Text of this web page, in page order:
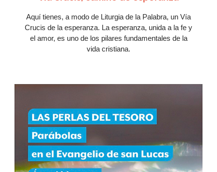
Aquí tienes, a modo de Liturgia de la Palabra, un Vía
Crucis de la esperanza. La esperanza, unida a la fe y
el amor, es uno de los pilares fundamentales de la
vida cristiana.